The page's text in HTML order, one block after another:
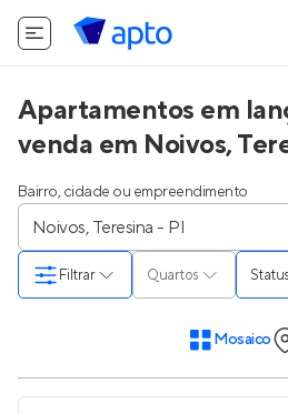
Apartamentos em
venda em Noivos,
Bairro, cidade ou empreendimento
Quartos Status
Filtrar
Mosaico